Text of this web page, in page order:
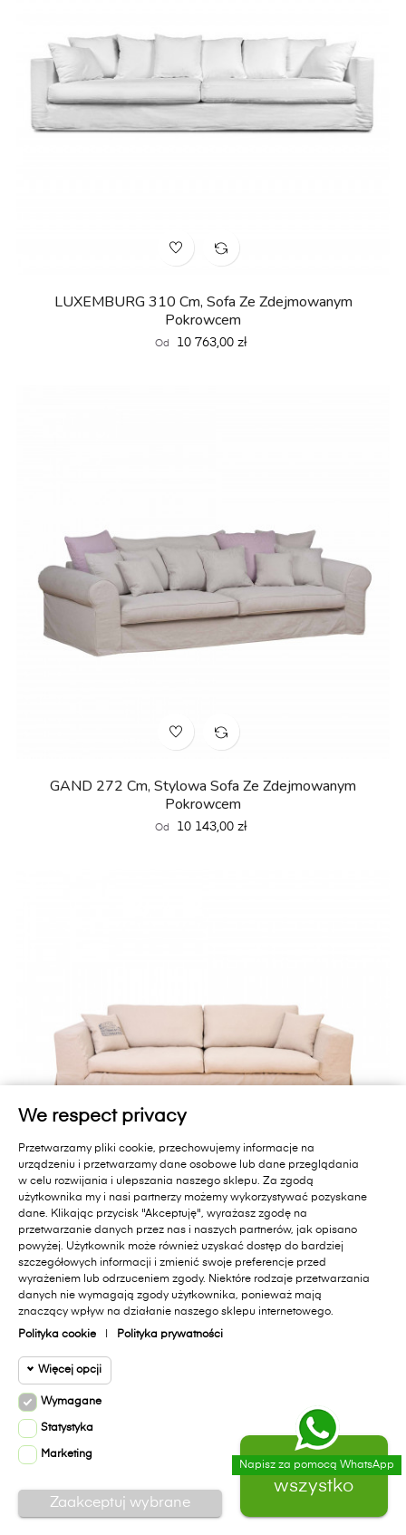
LUXEMBURG 310 Cm, Sofa Ze Zdejmowanym
Pokrowcem
Od Cena
10 763,00 zł
GAND 272 Cm, Stylowa Sofa Ze Zdejmowanym
Pokrowcem
Od Cena
10 143,00 zł
PURE 263 Cm, Sofa Ze Zdejmowanym Obiciem
Od Cena
9 933,00 zł
WYPRZEDAŻ!
We respect privacy
Przetwarzamy pliki cookie, przechowujemy informacje na
urządzeniu i przetwarzamy dane osobowe lub dane przeglądania
w celu rozwijania i ulepszania naszego sklepu. Za zgodą
użytkownika my i nasi partnerzy możemy wykorzystywać pozyskane
dane. Klikając przycisk "Akceptuję", wyrażasz zgodę na
przetwarzanie danych przez nas i naszych partnerów, jak opisano
powyżej. Użytkownik może również uzyskać dostęp do bardziej
szczegółowych informacji i zmienić swoje preferencje przed
wyrażeniem lub odrzuceniem zgody. Niektóre rodzaje przetwarzania
danych nie wymagają zgody użytkownika, ponieważ mają
znaczący wpływ na działanie naszego sklepu internetowego.
Polityka cookie Polityka prywatności
Więcej opcji
Wymagane Cookie funkcjonalne
Wymagane pliki cookie oraz cookie
HttpOnly. Pliki cookie wymagane do
przeglądania witryny i korzystania z jej
podstawowych funkcji. Te pliki cookie są
wymagane do prawidłowego działania
Cookie
Cookie
Wymagane
Statystyka
Marketing
Zaakceptuj wybrane
Zaakceptuj
wszystko
Napisz za pomocą WhatsApp